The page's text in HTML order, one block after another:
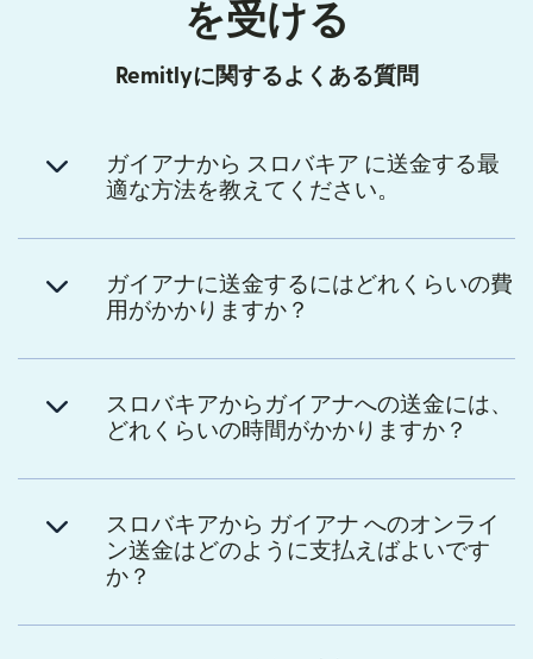
を受ける
Remitlyに関するよくある質問
ガイアナから スロバキア に送金する最
適な方法を教えてください。
ガイアナに送金するにはどれくらいの費
用がかかりますか？
スロバキアからガイアナへの送金には、
どれくらいの時間がかかりますか？
スロバキアから ガイアナ へのオンライ
ン送金はどのように支払えばよいです
か？